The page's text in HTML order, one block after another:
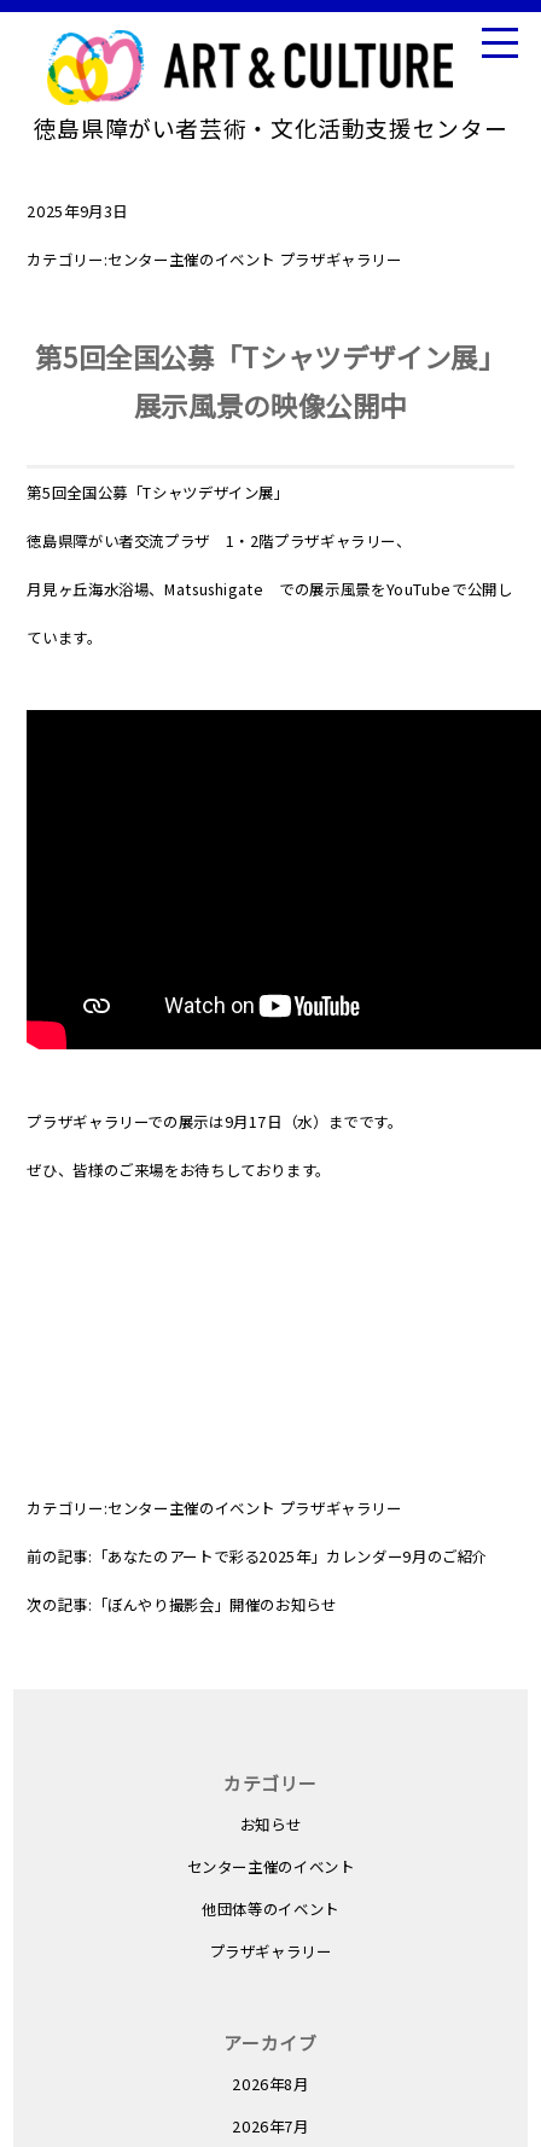
徳島県障がい者芸術・文化活動支援センター
2025年9月3日
カテゴリー:センター主催のイベント プラザギャラリー
第5回全国公募「Tシャツデザイン展」
展示風景の映像公開中
第5回全国公募「Tシャツデザイン展」
徳島県障がい者交流プラザ 1・2階プラザギャラリー、
月見ヶ丘海水浴場、Matsushigate での展示風景をYouTubeで公開し
ています。
プラザギャラリーでの展示は9月17日（水）までです。
ぜひ、皆様のご来場をお待ちしております。
カテゴリー:センター主催のイベント プラザギャラリー
前の記事: 「あなたのアートで彩る2025年」カレンダー9月のご紹介
次の記事: 「ぼんやり撮影会」開催のお知らせ
カテゴリー
お知らせ
センター主催のイベント
他団体等のイベント
プラザギャラリー
アーカイブ
2026年8月
2026年7月